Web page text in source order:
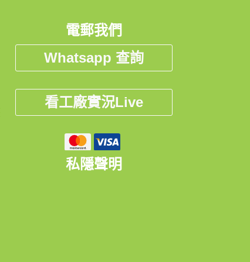
電郵我們
Whatsapp 查詢
看工廠實況Live
私隱聲明